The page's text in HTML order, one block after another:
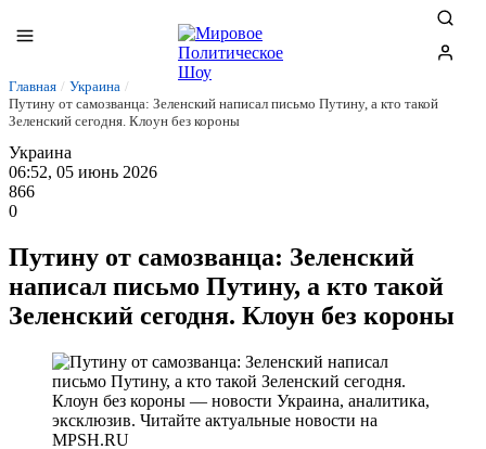
Главная / Украина /
Путину от самозванца: Зеленский написал письмо Путину, а кто такой
Зеленский сегодня. Клоун без короны
Украина
06:52, 05 июнь 2026
866
0
Путину от самозванца: Зеленский
написал письмо Путину, а кто такой
Зеленский сегодня. Клоун без короны